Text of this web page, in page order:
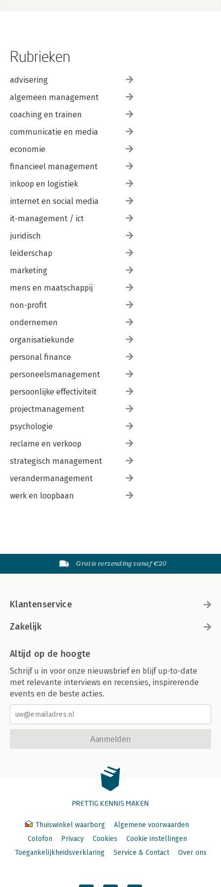
Bijlage 99
Over de auteurs 111
Rubrieken
advisering
algemeen management
coaching en trainen
communicatie en media
economie
financieel management
inkoop en logistiek
internet en social media
it-management / ict
juridisch
leiderschap
marketing
mens en maatschappij
non-profit
ondernemen
organisatiekunde
personal finance
personeelsmanagement
persoonlijke effectiviteit
projectmanagement
psychologie
reclame en verkoop
strategisch management
verandermanagement
werk en loopbaan
Gratis verzending vanaf €20
Klantenservice
Zakelijk
Altijd op de hoogte
Schrijf u in voor onze nieuwsbrief en blijf up-to-date
met relevante interviews en recensies, inspirerende
events en de beste acties.
Aanmelden
PRETTIG KENNIS MAKEN
Thuiswinkel waarborg
Algemene voorwaarden
Colofon
Privacy Cookies
Cookie instellingen
Toegankelijkheidsverklaring
Service & Contact Over ons